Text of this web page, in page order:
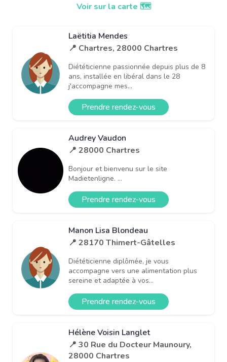
Voir sur la carte 🗺️
Laëtitia Mendes
📍 Chartres, 28000 Chartres
Diététicienne passionnée depuis plus de 8
ans, installée en libéral dans le 28
j'accompagne mes...
Prendre rendez-vous
Audrey Vaudon
📍 28000 Chartres
Bonjour et bienvenu sur le site
Madietenligne. ...
Prendre rendez-vous
Manon Lisa Blondeau
📍 28170 Thimert-Gâtelles
Diététicienne diplômée, je vous
accompagne vers une alimentation plus
sereine et adaptée à vos...
Prendre rendez-vous
Hélène Voisin Langlet
📍 30 Rue du Docteur Maunoury,
28000 Chartres